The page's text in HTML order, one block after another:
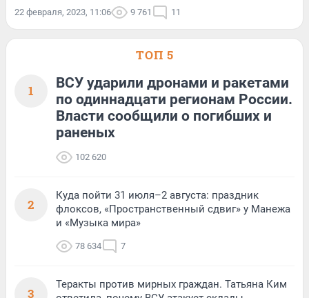
22 февраля, 2023, 11:06 9 761 11
ТОП 5
1
ВСУ ударили дронами и ракетами
по одиннадцати регионам России.
Власти сообщили о погибших и
раненых
102 620
2
Куда пойти 31 июля–2 августа: праздник
флоксов, «Пространственный сдвиг» у Манежа
и «Музыка мира»
78 634 7
3
Теракты против мирных граждан. Татьяна Ким